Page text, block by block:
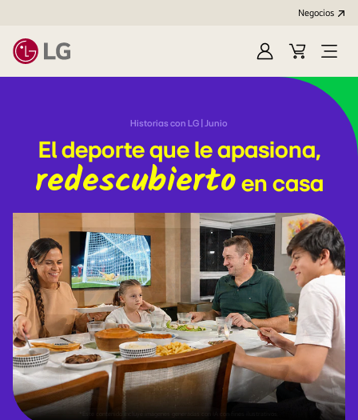
Negocios
Iniciar
sesión/
Carrito
de
compras
Open
Menu
Historias con LG | Junio
El deporte que le apasiona,
redescubierto en casa